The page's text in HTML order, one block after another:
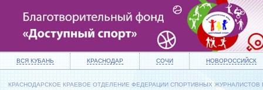
ВСЯ КУБАНЬ КРАСНОДАР СОЧИ НОВОРОССИЙСК
КРАСНОДАРСКОЕ КРАЕВОЕ ОТДЕЛЕНИЕ ФЕДЕРАЦИИ СПОРТИВНЫХ ЖУРНАЛИСТОВ